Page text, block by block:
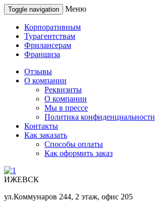
Toggle navigation Меню
Корпоративным
Турагентствам
Фрилансерам
Франшиза
Отзывы
О компании
Реквизиты
О компании
Мы в прессе
Политика конфиденциальности
Контакты
Как заказать
Способы оплаты
Как оформить заказ
ИЖЕВСК
ул.Коммунаров 244, 2 этаж, офис 205